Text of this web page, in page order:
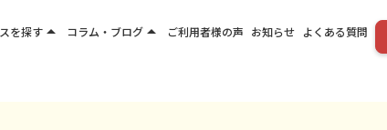
を探すarrow_drop_up コラム・ブログarrow_drop_up ご利用者様の声 お知らせ よくある質問